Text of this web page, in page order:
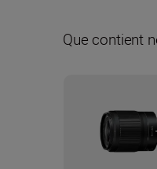
Que contient